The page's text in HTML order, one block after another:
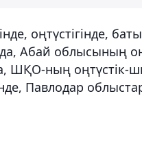
оңтүстігінде,
Абай облысының
ШҚО-ның оңтүстік-
Павлодар